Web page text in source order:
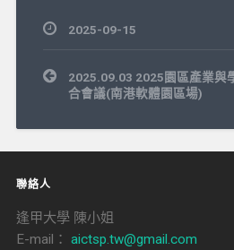
2025-09-15
文
章
2025.09.03 2025園區產業與
合會議(南港軟體園區場)
聯絡人
逢甲大學 陳小姐
E-mail： aictsp.tw@gmail.com